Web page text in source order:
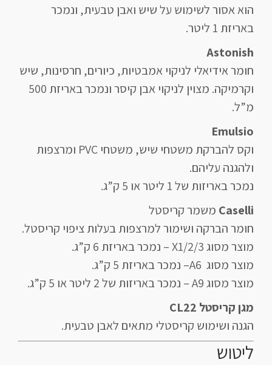
הוא אסור לשימוש על שיש ואבן טבעית, ונמכר
באריזת 1 ליטר.
Astonish
חומר אידיאלי לניקוי אמבטיות, כיורים, חרסינות, שיש
וקרמיקה. מצוין לניקוי אבן קיסר ונמכר באריזת 500
מ”ל.
Emulsio
וקס להברקת משטחי שיש, משטחי PVC ומרצפות
ולהגנה עליהם.
נמכר באריזות של 1 ליטר או 5 ק”ג.
Caselli משמר קריסטל
חומר הברקה ושימור למרצפות בעלות ציפוי קריסטל.
מוצר מסוג X1/2/3 – נמכר באריזת 6 ק”ג.
מוצר מסוג A6– נמכר באריזת 5 ק”ג.
מוצר מסוג A9 – נמכר באריזות של 2 ליטר או 5 ק”ג.
מגן קריסטל CL22
הגנה ושימוש קריסטלי מתאים לאבן טבעית.
ליטוש